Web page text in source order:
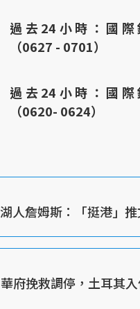
過去24小時：國際
（0627 - 0701）
過去24小時：國際
（0620- 0624）
人詹姆斯：「挺港」
府挽救調停，土耳其